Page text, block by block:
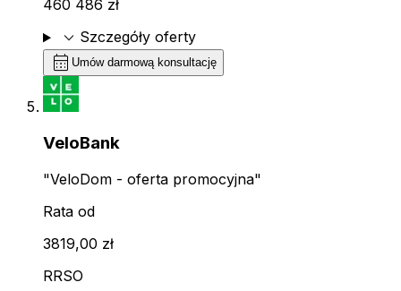
460 486 zł
expand_more Szczegóły oferty
calendar_month Umów darmową konsultację
VeloBank
"VeloDom - oferta promocyjna"
Rata od
3819,00 zł
RRSO